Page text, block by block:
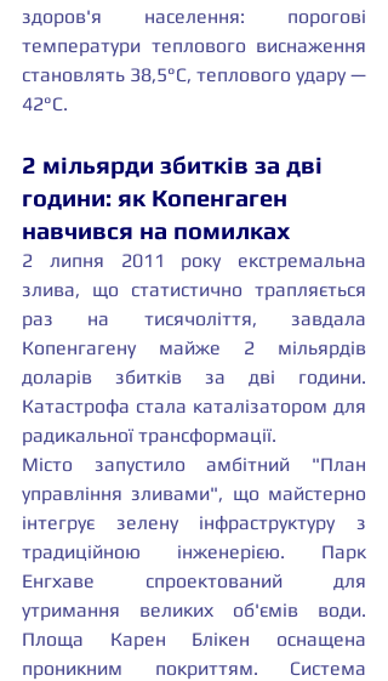
здоров'я населення: порогові
температури теплового виснаження
становлять 38,5°C, теплового удару —
42°C.
2 мільярди збитків за дві
години: як Копенгаген
навчився на помилках
2 липня 2011 року екстремальна
злива, що статистично трапляється
раз на тисячоліття, завдала
Копенгагену майже 2 мільярдів
доларів збитків за дві години.
Катастрофа стала каталізатором для
радикальної трансформації.
Місто запустило амбітний "План
управління зливами", що майстерно
інтегрує зелену інфраструктуру з
традиційною інженерією. Парк
Енгхаве спроектований для
утримання великих об'ємів води.
Площа Карен Блікен оснащена
проникним покриттям. Система